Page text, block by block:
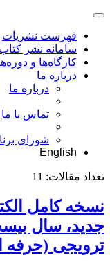
فهرست نشریات
سامانه نشر کتاب
کارگاه‌ها و
درباره ما
درباره ما
تماس با ما
شورای
English
تعداد مقالات: 11
نسخه کامل
جدید، سال
ترویجی (حرفه ای)